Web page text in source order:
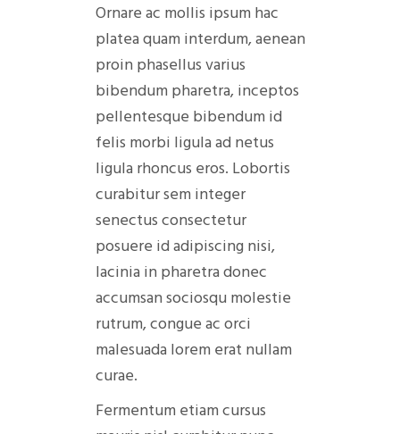
Ornare ac mollis ipsum hac
platea quam interdum, aenean
proin phasellus varius
bibendum pharetra, inceptos
pellentesque bibendum id
felis morbi ligula ad netus
ligula rhoncus eros. Lobortis
curabitur sem integer
senectus consectetur
posuere id adipiscing nisi,
lacinia in pharetra donec
accumsan sociosqu molestie
rutrum, congue ac orci
malesuada lorem erat nullam
curae.
Fermentum etiam cursus